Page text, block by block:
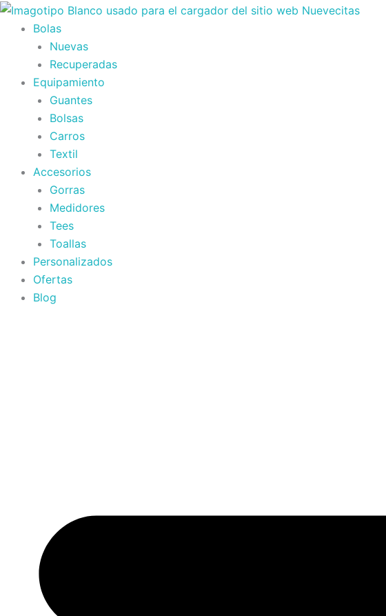
Ir
contenido
Bolas
Nuevas
Recuperadas
Equipamiento
Guantes
Bolsas
Carros
Textil
Accesorios
Gorras
Medidores
Tees
Toallas
Personalizados
Ofertas
Blog